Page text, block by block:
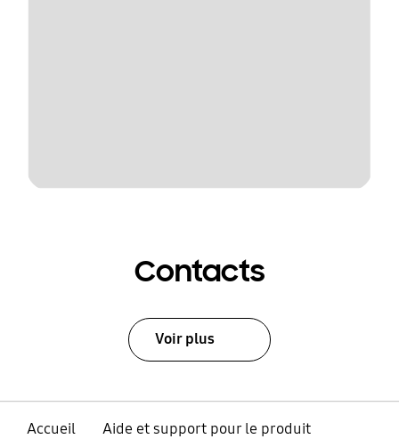
Contacts
Voir plus
Accueil
Aide et support pour le produit